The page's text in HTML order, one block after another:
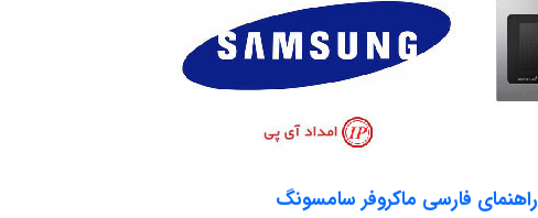
راهنمای فارسی ماکروفر سامسونگ